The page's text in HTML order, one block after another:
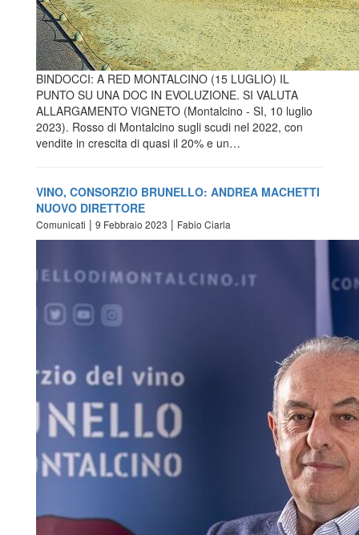
BINDOCCI: A RED MONTALCINO (15 LUGLIO) IL
PUNTO SU UNA DOC IN EVOLUZIONE. SI VALUTA
ALLARGAMENTO VIGNETO (Montalcino - SI, 10 luglio
2023). Rosso di Montalcino sugli scudi nel 2022, con
vendite in crescita di quasi il 20% e un…
VINO, CONSORZIO BRUNELLO: ANDREA MACHETTI
NUOVO DIRETTORE
Comunicati | 9 Febbraio 2023 | Fabio Ciarla